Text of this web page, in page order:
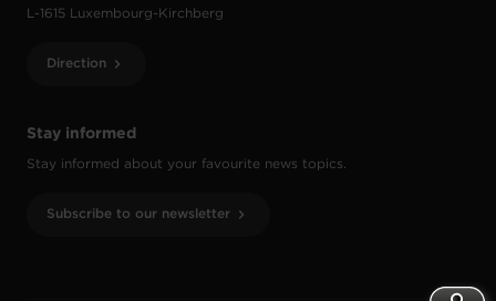
Stay informed
Stay informed about your favourite news topics.
Subscribe to our newsletter
L-1615 Luxembourg-Kirchberg
Direction